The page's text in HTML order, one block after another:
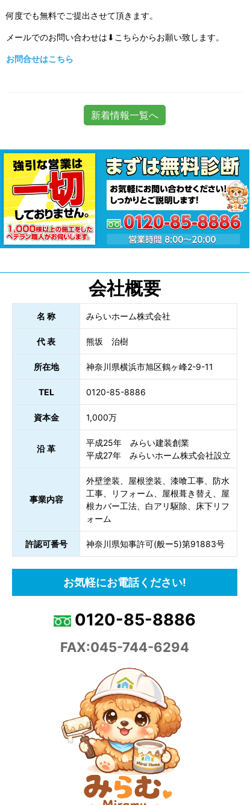
何度でも無料でご提出させて頂きます。
メールでのお問い合わせは⬇こちらからお願い致します。
お問合せはこちら
新着情報一覧へ
会社概要
名 称 みらいホーム株式会社
代 表 熊坂 治樹
所在地 神奈川県横浜市旭区鶴ヶ峰2-9-11
TEL 0120-85-8886
資本金 1,000万
沿 革
平成25年 みらい建装創業
平成27年 みらいホーム株式会社設立
事業内容
外壁塗装、屋根塗装、漆喰工事、防水
工事、リフォーム、屋根葺き替え、屋
根カバー工法、白アリ駆除、床下リフ
ォーム
許認可番号 神奈川県知事許可(般ー5)第91883号
お気軽にお電話ください!
0120-85-8886
FAX:045-744-6294